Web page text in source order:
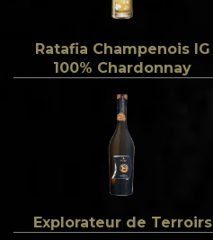
Ratafia Champenois IG
100% Chardonnay
Explorateur de Terroirs